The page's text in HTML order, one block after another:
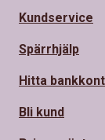
Kundservice
Spärrhjälp
Hitta
Bli kund